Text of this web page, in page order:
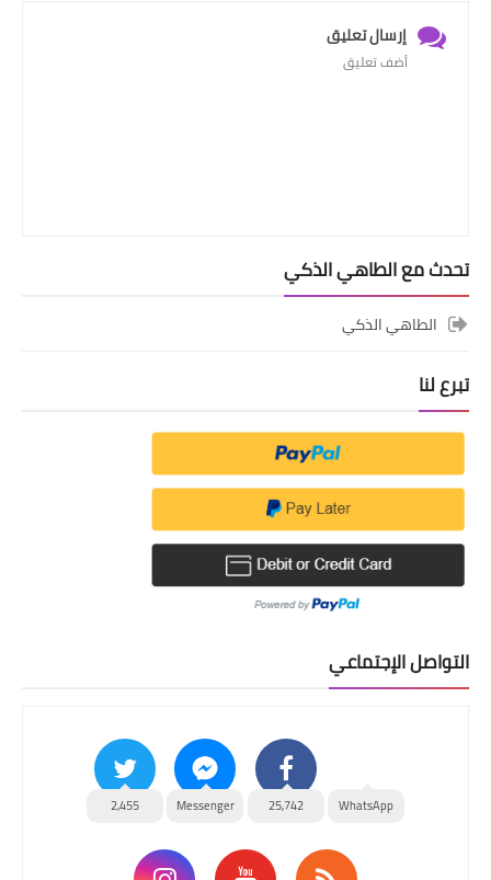
إرسال تعليق
أضف تعليق
تحدث مع الطاهي الذكي
الطاهي الذكي
تبرع لنا
التواصل الإجتماعي
WhatsApp
25,742
Messenger
2,455